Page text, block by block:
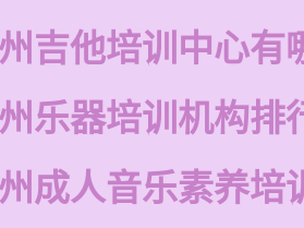
吉他培训中心有
乐器培训机构排
成人音乐素养培